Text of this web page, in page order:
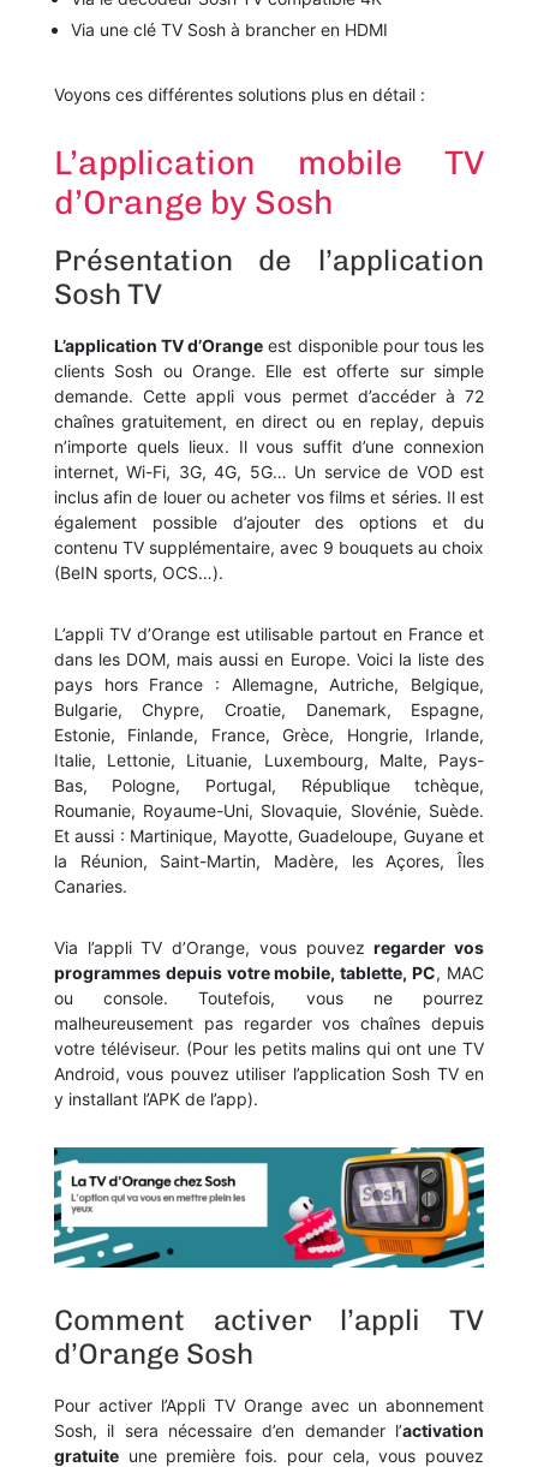
Via une clé TV Sosh à brancher en HDMI
Voyons ces différentes solutions plus en détail :
L’application mobile TV
d’Orange by Sosh
Présentation de l’application
Sosh TV
L’application TV d’Orange est disponible pour tous les
clients Sosh ou Orange. Elle est offerte sur simple
demande. Cette appli vous permet d’accéder à 72
chaînes gratuitement, en direct ou en replay, depuis
n’importe quels lieux. Il vous suffit d’une connexion
internet, Wi-Fi, 3G, 4G, 5G… Un service de VOD est
inclus afin de louer ou acheter vos films et séries. Il est
également possible d’ajouter des options et du
contenu TV supplémentaire, avec 9 bouquets au choix
(BeIN sports, OCS…).
L’appli TV d’Orange est utilisable partout en France et
dans les DOM, mais aussi en Europe. Voici la liste des
pays hors France : Allemagne, Autriche, Belgique,
Bulgarie, Chypre, Croatie, Danemark, Espagne,
Estonie, Finlande, France, Grèce, Hongrie, Irlande,
Italie, Lettonie, Lituanie, Luxembourg, Malte, Pays-
Bas, Pologne, Portugal, République tchèque,
Roumanie, Royaume-Uni, Slovaquie, Slovénie, Suède.
Et aussi : Martinique, Mayotte, Guadeloupe, Guyane et
la Réunion, Saint-Martin, Madère, les Açores, Îles
Canaries.
Via l’appli TV d’Orange, vous pouvezregarder vos
programmes depuis votre mobile, tablette, PC, MAC
ou console. Toutefois, vous ne pourrez
malheureusement pas regarder vos chaînes depuis
votre téléviseur. (Pour les petits malins qui ont une TV
Android, vous pouvez utiliser l’application Sosh TV en
y installant l’APK de l’app).
Comment activer l’appli TV
d’Orange Sosh
Pour activer l’Appli TV Orange avec un abonnement
Sosh, il sera nécessaire d’en demander l’activation
gratuiteune première fois. pour cela, vous pouvez